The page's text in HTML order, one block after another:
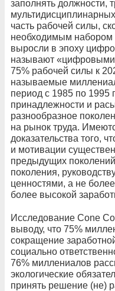
заполнять
часть рабочей силы,
необходимым набором
выросли в эпоху
называют
75% рабочей силы к
называемые
период с 1985 по 1995
принадлежности и
разнообразное
на рынок труда.
доказательства того,
и мотивации
предыдущих
поколения,
ценностями, а не
более высокой
Исследование Cone
выводу, что 75%
сокращение
социально
76% миллениалов
экологические
принять решение (не)